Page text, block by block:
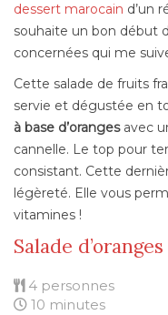
dessert marocain d’un
souhaite un bon début
concernées qui me
Cette salade de fruits
servie et dégustée en
à base d’orangesavec
cannelle. Le top pour
consistant. Cette
légèreté. Elle vous
vitamines !
Salade
4 personnes
10 minutes